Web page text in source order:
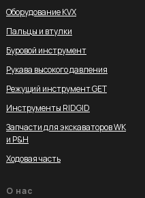
Оборудование KVX
Пальцы и втулки
Буровой инструмент
Рукава высокого давления
Режущий инструмент GET
Инструменты RIDGID
Запчасти для экскаваторов WK
и P&H
Ходовая часть
О нас